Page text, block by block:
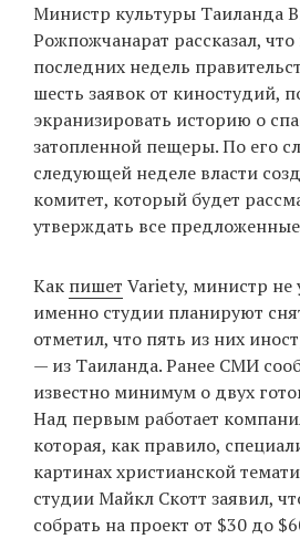
EN
UA
Министр культуры Таиланда
Рожпожчанарат рассказал, что
последних недель
шесть заявок от киностудий,
экранизировать историю о
затопленной пещеры. По его
следующей неделе власти
комитет, который будет
утверждать все
Как пишет Variety, министр не
именно студии планируют
отметил, что пять из них
— из Таиланда. Ранее СМИ
известно минимум о двух
Над первым работает
которая, как правило,
картинах христианской
студии Майкл Скотт заявил,
собрать на проект от $30 до